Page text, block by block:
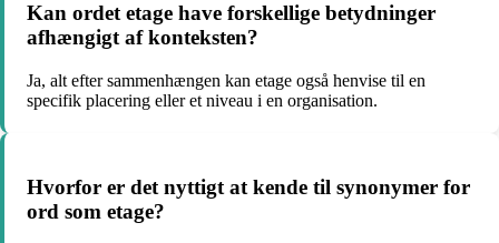
Kan ordet etage have forskellige betydninger
afhængigt af konteksten?
Ja, alt efter sammenhængen kan etage også henvise til en
specifik placering eller et niveau i en organisation.
Hvorfor er det nyttigt at kende til synonymer for
ord som etage?